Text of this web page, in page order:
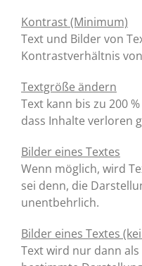
Kontrast (Minimum)
Text und Bilder von
Kontrastverhältnis
Textgröße ändern
Text kann bis zu 200
dass Inhalte verloren
Bilder eines Textes
Wenn möglich, wird
sei denn, die
unentbehrlich.
Bilder eines Textes
Text wird nur dann